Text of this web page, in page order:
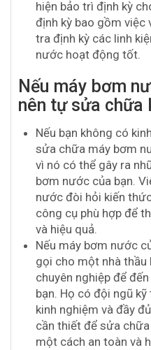
hiện bảo trì định kỳ
định kỳ bao gồm việc
tra định kỳ các linh
nước hoạt động tốt.
Nếu máy bơm
nên tự sửa chữa
Nếu bạn không có
sửa chữa máy bơm
vì nó có thể gây ra
bơm nước của bạn.
nước đòi hỏi kiến
công cụ phù hợp để
và hiệu quả.
Nếu máy bơm nước
gọi cho một nhà
chuyên nghiệp để
bạn. Họ có đội ngũ
kinh nghiệm và đầy
cần thiết để sửa
một cách an toàn và